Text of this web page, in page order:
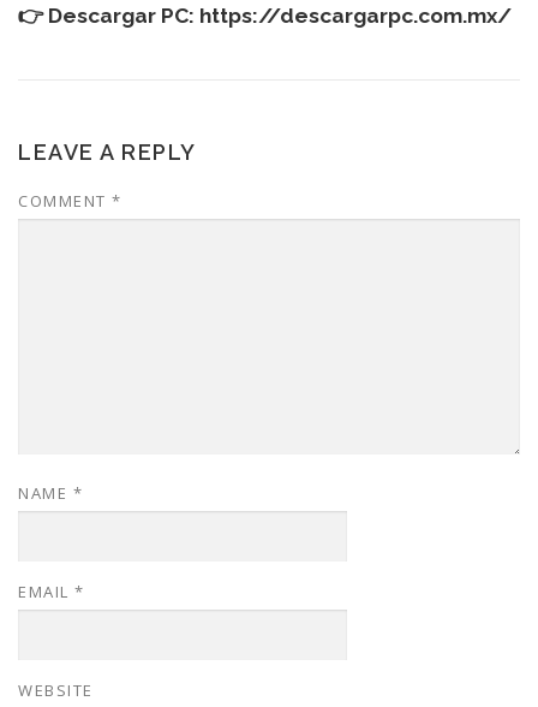
👉 Descargar PC: https://descargarpc.com.mx/
LEAVE A REPLY
COMMENT *
NAME *
EMAIL *
WEBSITE